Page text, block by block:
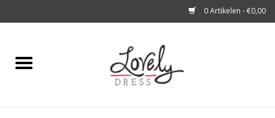
0 Artikelen - €0,00
Home